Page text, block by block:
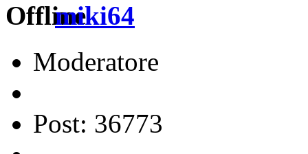
miki64
Moderatore
Post: 36773